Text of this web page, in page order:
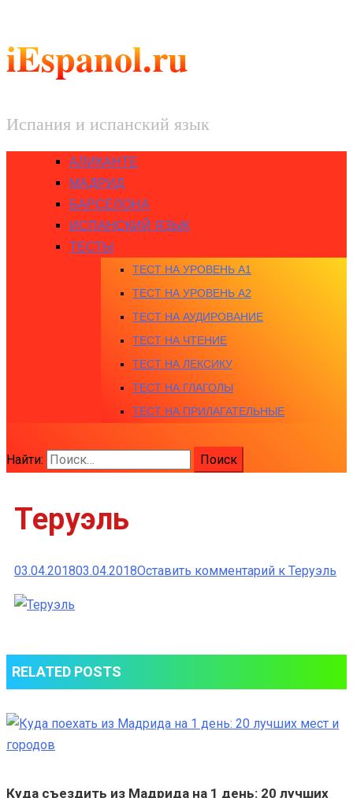
iEspanol.ru
Испания и испанский язык
АЛИКАНТЕ
МАДРИД
БАРСЕЛОНА
ИСПАНСКИЙ ЯЗЫК
ТЕСТЫ
ТЕСТ НА УРОВЕНЬ A1
ТЕСТ НА УРОВЕНЬ A2
ТЕСТ НА АУДИРОВАНИЕ
ТЕСТ НА ЧТЕНИЕ
ТЕСТ НА ЛЕКСИКУ
ТЕСТ НА ГЛАГОЛЫ
ТЕСТ НА ПРИЛАГАТЕЛЬНЫЕ
Найти:
Теруэль
03.04.201803.04.2018Оставить комментарий к Теруэль
RELATED POSTS
Куда съездить из Мадрида на 1 день: 20 лучших